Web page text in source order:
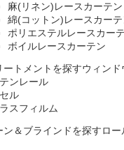
麻(リネン)レースカーテン
綿(コットン)レースカーテ
ポリエステルレースカー
ボイルレースカーテン
ウィンド
ンレール
ル
スフィルム
ロ